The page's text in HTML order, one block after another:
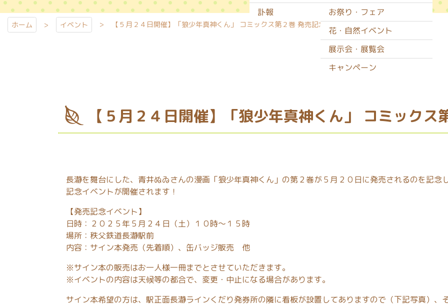
訃報 お祭り・フェア
花・自然イベント
展示会・展覧会
キャンペーン
ホーム イベント 【５月２４日開催】「狼少年真神くん」 コミックス第２巻 発売記念イベント
【５月２４日開催】「狼少年真神くん」 コミックス
長瀞を舞台にした、青井ぬゐさんの漫画「狼少年真神くん」の第２巻が５月２０日に発売されるのを記念
記念イベントが開催されます！
【発売記念イベント】
日時：２０２５年５月２４日（土）１０時～１５時
場所：秩父鉄道長瀞駅前
内容：サイン本発売（先着順）、缶バッジ販売 他
※サイン本の販売はお一人様一冊までとさせていただきます。
※イベントの内容は天候等の都合で、変更・中止になる場合があります。
サイン本希望の方は、駅正面長瀞ラインくだり発券所の隣に看板が設置してありますので（下記写真）、